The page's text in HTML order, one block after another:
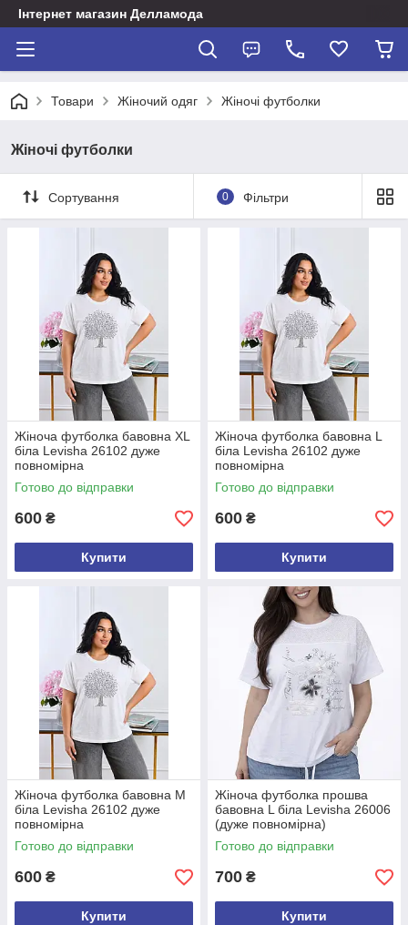
Інтернет магазин Делламода
Товари Жіночий одяг Жіночі футболки
Жіночі футболки
Сортування 0 Фільтри
Жіноча футболка бавовна XL
біла Levisha 26102 дуже
повномірна
Готово до відправки
600 ₴
Купити
Жіноча футболка бавовна L
біла Levisha 26102 дуже
повномірна
Готово до відправки
600 ₴
Купити
Жіноча футболка бавовна М
біла Levisha 26102 дуже
повномірна
Готово до відправки
600 ₴
Купити
Жіноча футболка прошва
бавовна L біла Levisha 26006
(дуже повномірна)
Готово до відправки
700 ₴
Купити